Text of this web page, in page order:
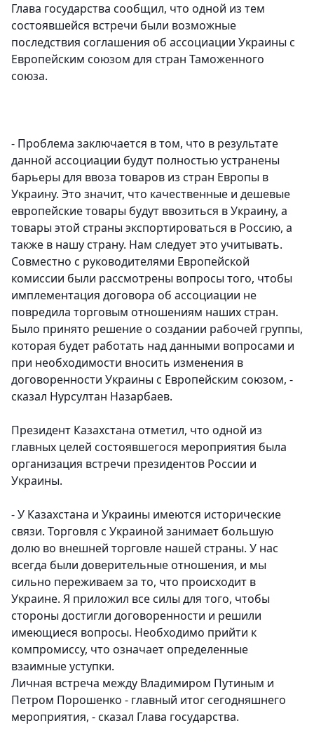
Глава государства сообщил, что одной из тем
состоявшейся встречи были возможные
последствия соглашения об ассоциации Украины с
Европейским союзом для стран Таможенного
союза.
- Проблема заключается в том, что в результате
данной ассоциации будут полностью устранены
барьеры для ввоза товаров из стран Европы в
Украину. Это значит, что качественные и дешевые
европейские товары будут ввозиться в Украину, а
товары этой страны экспортироваться в Россию, а
также в нашу страну. Нам следует это учитывать.
Совместно с руководителями Европейской
комиссии были рассмотрены вопросы того, чтобы
имплементация договора об ассоциации не
повредила торговым отношениям наших стран.
Было принято решение о создании рабочей группы,
которая будет работать над данными вопросами и
при необходимости вносить изменения в
договоренности Украины с Европейским союзом, -
сказал Нурсултан Назарбаев.
Президент Казахстана отметил, что одной из
главных целей состоявшегося мероприятия была
организация встречи президентов России и
Украины.
- У Казахстана и Украины имеются исторические
связи. Торговля с Украиной занимает большую
долю во внешней торговле нашей страны. У нас
всегда были доверительные отношения, и мы
сильно переживаем за то, что происходит в
Украине. Я приложил все силы для того, чтобы
стороны достигли договоренности и решили
имеющиеся вопросы. Необходимо прийти к
компромиссу, что означает определенные
взаимные уступки.
Личная встреча между Владимиром Путиным и
Петром Порошенко - главный итог сегодняшнего
мероприятия, - сказал Глава государства.